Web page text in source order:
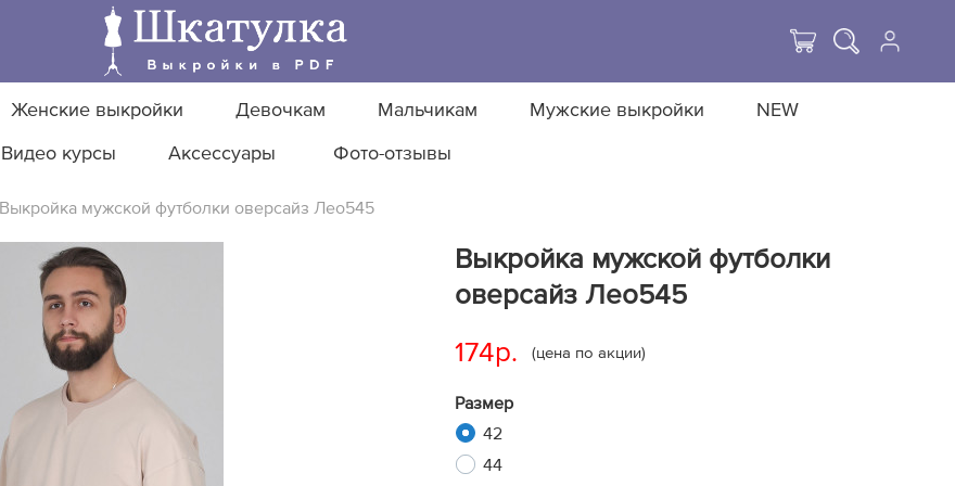
Женские выкройки Девочкам Мальчикам Мужские выкройки NEW
Видео курсы Аксессуары Фото-отзывы
Выкройка мужской футболки оверсайз Лео545
Выкройка мужской футболки
оверсайз Лео545
174р. (цена по акции)
Размер
42
44